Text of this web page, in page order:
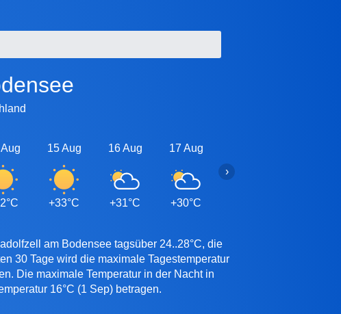
15 Aug
+33°C
16 Aug
+31°C
17 Aug
+30°C
›
am Bodensee tagsüber 24..28°C, die
30 Tage wird die maximale Tagestemperatur
Die maximale Temperatur in der Nacht in
16°C (1 Sep) betragen.